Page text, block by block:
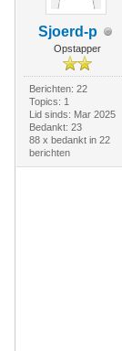
Sjoerd-p
Opstapper
Berichten: 22
Topics: 1
Lid sinds: Mar 2025
Bedankt: 23
88 x bedankt in 22
berichten